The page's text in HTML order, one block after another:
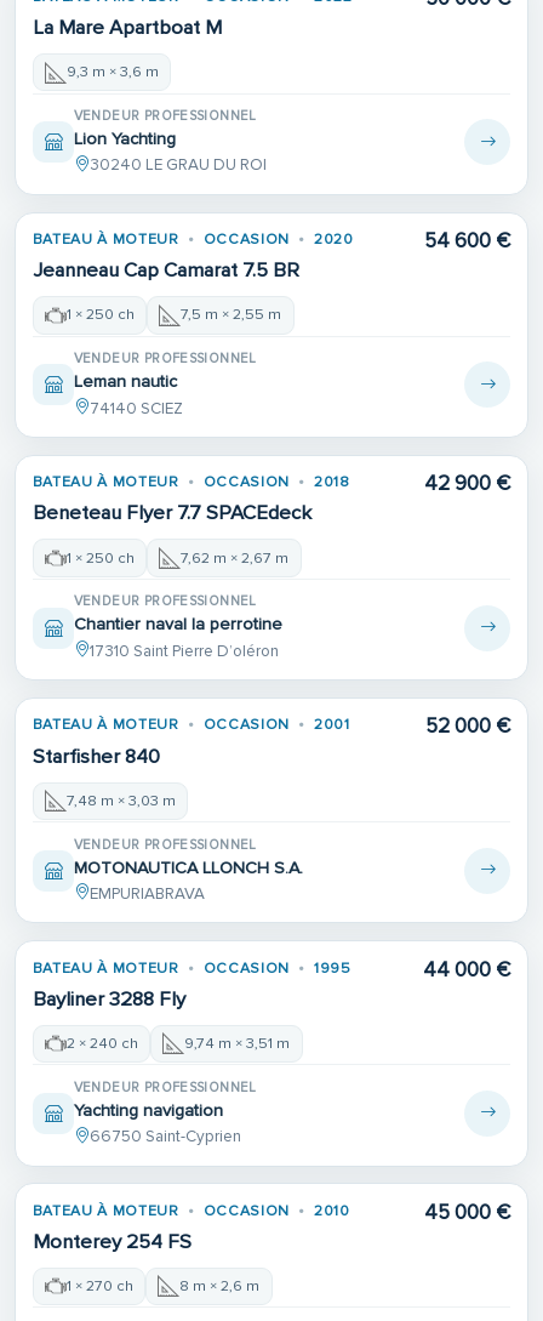
La Mare Apartboat M
9,3 m × 3,6 m
VENDEUR PROFESSIONNEL
Lion Yachting
30240 LE GRAU DU ROI
BATEAU À MOTEUR OCCASION 2020
Jeanneau Cap Camarat 7.5 BR
54 600 €
1 × 250 ch 7,5 m × 2,55 m
VENDEUR PROFESSIONNEL
Leman nautic
74140 SCIEZ
BATEAU À MOTEUR OCCASION 2018
Beneteau Flyer 7.7 SPACEdeck
42 900 €
1 × 250 ch 7,62 m × 2,67 m
VENDEUR PROFESSIONNEL
Chantier naval la perrotine
17310 Saint Pierre D’oléron
BATEAU À MOTEUR OCCASION 2001
Starfisher 840
52 000 €
7,48 m × 3,03 m
VENDEUR PROFESSIONNEL
MOTONAUTICA LLONCH S.A.
EMPURIABRAVA
BATEAU À MOTEUR OCCASION 1995
Bayliner 3288 Fly
44 000 €
2 × 240 ch 9,74 m × 3,51 m
VENDEUR PROFESSIONNEL
Yachting navigation
66750 Saint-Cyprien
BATEAU À MOTEUR OCCASION 2010
Monterey 254 FS
45 000 €
1 × 270 ch 8 m × 2,6 m